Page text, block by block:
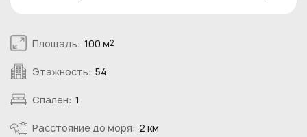
Площадь: 100 м2
Этажность: 54
Спален: 1
Расстояние до моря: 2 км